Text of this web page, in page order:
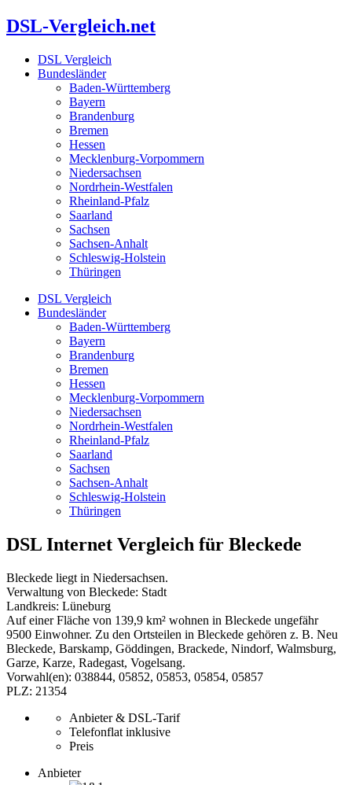
Zum
Inhalt
DSL-Vergleich.net
DSL Vergleich
Bundesländer
Baden-Württemberg
Bayern
Brandenburg
Bremen
Hessen
Mecklenburg-Vorpommern
Niedersachsen
Nordrhein-Westfalen
Rheinland-Pfalz
Saarland
Sachsen
Sachsen-Anhalt
Schleswig-Holstein
Thüringen
DSL Vergleich
Bundesländer
Baden-Württemberg
Bayern
Brandenburg
Bremen
Hessen
Mecklenburg-Vorpommern
Niedersachsen
Nordrhein-Westfalen
Rheinland-Pfalz
Saarland
Sachsen
Sachsen-Anhalt
Schleswig-Holstein
Thüringen
DSL Internet Vergleich für Bleckede
Bleckede liegt in Niedersachsen.
Verwaltung von Bleckede: Stadt
Landkreis: Lüneburg
Auf einer Fläche von 139,9 km² wohnen in Bleckede ungefähr
9500 Einwohner. Zu den Ortsteilen in Bleckede gehören z. B. Neu
Bleckede, Barskamp, Göddingen, Brackede, Nindorf, Walmsburg,
Garze, Karze, Radegast, Vogelsang.
Vorwahl(en): 038844, 05852, 05853, 05854, 05857
PLZ: 21354
Anbieter & DSL-Tarif
Telefonflat inklusive
Preis
Anbieter